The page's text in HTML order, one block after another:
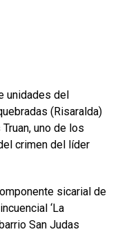
unidades del
(Risaralda)
uno de los
crimen del líder
sicarial de
‘La
San Judas